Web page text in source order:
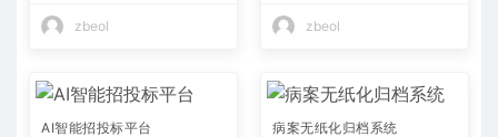
zbeol zbeol
AI智能招投标平台 病案无纸化归档系统